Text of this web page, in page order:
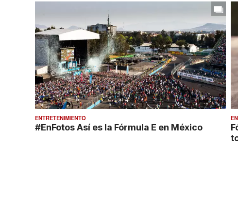
ENTRETENIMIENTO
#EnFotos Así es la Fórmula E en México